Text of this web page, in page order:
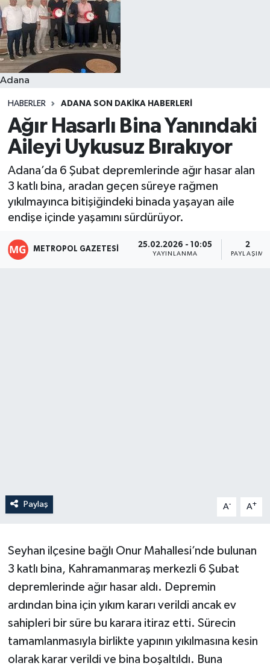
Adana
HABERLER ADANA SON DAKIKA HABERLERI
Ağır Hasarlı Bina Yanındaki
Aileyi Uykusuz Bırakıyor
Adana’da 6 Şubat depremlerinde ağır hasar alan
3 katlı bina, aradan geçen süreye rağmen
yıkılmayınca bitişiğindeki binada yaşayan aile
endişe içinde yaşamını sürdürüyor.
METROPOL GAZETESI 25.02.2026 - 10:05
YAYINLANMA
2
PAYLAŞIM
Paylaş A- A+
Seyhan ilçesine bağlı Onur Mahallesi’nde bulunan
3 katlı bina, Kahramanmaraş merkezli 6 Şubat
depremlerinde ağır hasar aldı. Depremin
ardından bina için yıkım kararı verildi ancak ev
sahipleri bir süre bu karara itiraz etti. Sürecin
tamamlanmasıyla birlikte yapının yıkılmasına kesin
olarak karar verildi ve bina boşaltıldı. Buna
Resmi İlanlar